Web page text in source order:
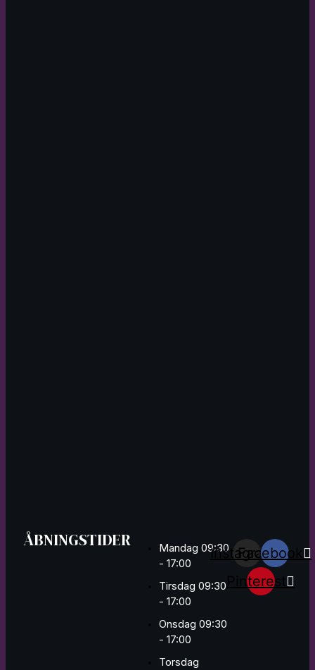
ÅBNINGSTIDER
Mandag 09:30
- 17:00
Tirsdag 09:30
- 17:00
Onsdag 09:30
- 17:00
Torsdag
Instagram
Facebook
Pinterest